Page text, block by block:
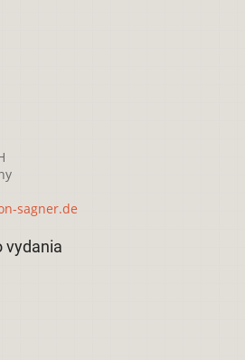
sagner.de
vydania